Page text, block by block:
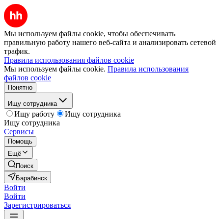
Мы используем файлы cookie, чтобы обеспечивать
правильную работу нашего веб-сайта и анализировать сетевой
трафик.
Правила использования файлов cookie
Мы используем файлы cookie. Правила использования
файлов cookie
Понятно
Ищу сотрудника
Ищу работу
Ищу сотрудника
Ищу сотрудника
Сервисы
Помощь
Ещё
Поиск
Барабинск
Войти
Войти
Зарегистрироваться